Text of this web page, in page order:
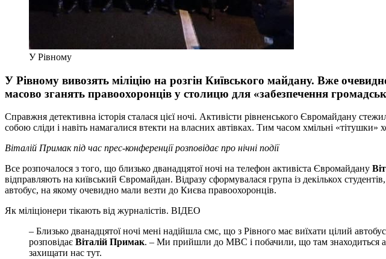
У Рівному
У Рівному вивозять міліцію на розгін Київського майдану. Вже
масово зганять правоохоронців у столицю для «забезпечення
Справжня детективна історія сталася цієї ночі. Активісти рівненського Євромайдану
собою сліди і навіть намагалися втекти на власних автівках. Тим часом хмільні «тітушки»
Віталій Примак під час прес-конференції розповідає про нічні події
Все розпочалося з того, що близько дванадцятої ночі на телефон активіста Євромайдану
відправляють на київський Євромайдан. Відразу сформувалася група із декількох
автобус, на якому очевидно мали везти до Києва правоохоронців.
Як міліціонери тікають від журналістів. ВІДЕО
– Близько дванадцятої ночі мені надійшла смс, що з Рівного має виїхати цілий
розповідає Віталій Примак. – Ми прийшли до МВС і побачили, що там знаходиться
захищати нас тут.